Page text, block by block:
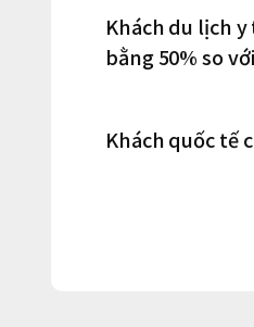
Khách du lịch
bằng 50% so
Khách quốc tế